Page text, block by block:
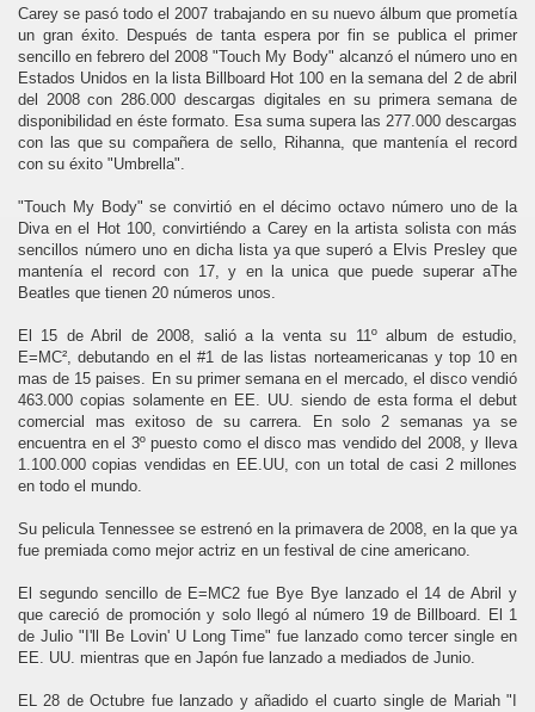
Carey se pasó todo el 2007 trabajando en su nuevo álbum que prometía
un gran éxito. Después de tanta espera por fin se publica el primer
sencillo en febrero del 2008 "Touch My Body" alcanzó el número uno en
Estados Unidos en la lista Billboard Hot 100 en la semana del 2 de abril
del 2008 con 286.000 descargas digitales en su primera semana de
disponibilidad en éste formato. Esa suma supera las 277.000 descargas
con las que su compañera de sello, Rihanna, que mantenía el record
con su éxito "Umbrella".
"Touch My Body" se convirtió en el décimo octavo número uno de la
Diva en el Hot 100, convirtiéndo a Carey en la artista solista con más
sencillos número uno en dicha lista ya que superó a Elvis Presley que
mantenía el record con 17, y en la unica que puede superar aThe
Beatles que tienen 20 números unos.
El 15 de Abril de 2008, salió a la venta su 11º album de estudio,
E=MC², debutando en el #1 de las listas norteamericanas y top 10 en
mas de 15 paises. En su primer semana en el mercado, el disco vendió
463.000 copias solamente en EE. UU. siendo de esta forma el debut
comercial mas exitoso de su carrera. En solo 2 semanas ya se
encuentra en el 3º puesto como el disco mas vendido del 2008, y lleva
1.100.000 copias vendidas en EE.UU, con un total de casi 2 millones
en todo el mundo.
Su pelicula Tennessee se estrenó en la primavera de 2008, en la que ya
fue premiada como mejor actriz en un festival de cine americano.
El segundo sencillo de E=MC2 fue Bye Bye lanzado el 14 de Abril y
que careció de promoción y solo llegó al número 19 de Billboard. El 1
de Julio "I'll Be Lovin' U Long Time" fue lanzado como tercer single en
EE. UU. mientras que en Japón fue lanzado a mediados de Junio.
EL 28 de Octubre fue lanzado y añadido el cuarto single de Mariah "I